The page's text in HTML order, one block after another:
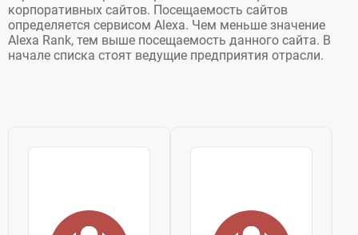
корпоративных сайтов. Посещаемость сайтов
определяется сервисом Alexa. Чем меньше значение
Alexa Rank, тем выше посещаемость данного сайта. В
начале списка стоят ведущие предприятия отрасли.